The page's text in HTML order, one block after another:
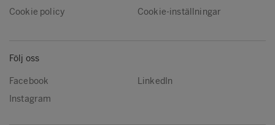
Cookie policy
Cookie-inställningar
Följ oss
Facebook
LinkedIn
Instagram